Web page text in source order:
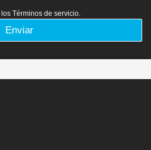
los Términos de servicio.
Enviar